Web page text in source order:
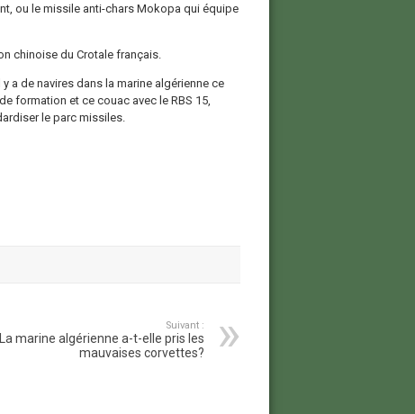
ou le missile anti-chars Mokopa qui équipe
chinoise du Crotale français.
a de navires dans la marine algérienne ce
formation et ce couac avec le RBS 15,
le parc missiles.
Suivant :
La marine algérienne a-t-elle pris les
mauvaises corvettes?